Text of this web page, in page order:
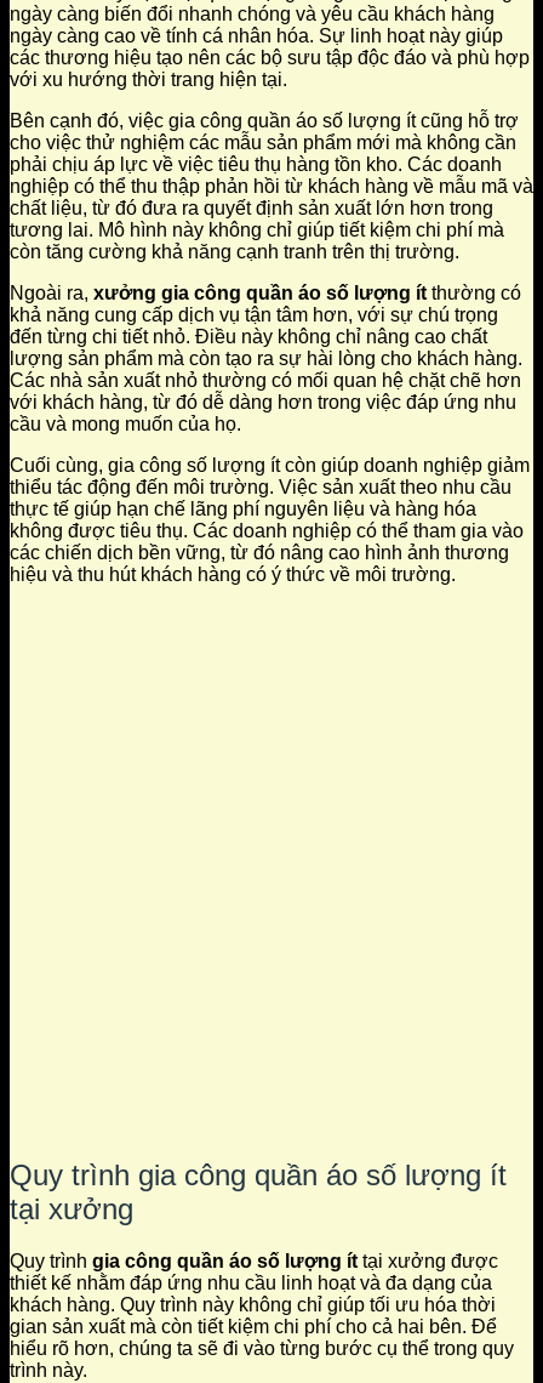
ngày càng biến đổi nhanh chóng và yêu cầu khách hàng
ngày càng cao về tính cá nhân hóa. Sự linh hoạt này giúp
các thương hiệu tạo nên các bộ sưu tập độc đáo và phù hợp
với xu hướng thời trang hiện tại.
Bên cạnh đó, việc gia công quần áo số lượng ít cũng hỗ trợ
cho việc thử nghiệm các mẫu sản phẩm mới mà không cần
phải chịu áp lực về việc tiêu thụ hàng tồn kho. Các doanh
nghiệp có thể thu thập phản hồi từ khách hàng về mẫu mã và
chất liệu, từ đó đưa ra quyết định sản xuất lớn hơn trong
tương lai. Mô hình này không chỉ giúp tiết kiệm chi phí mà
còn tăng cường khả năng cạnh tranh trên thị trường.
Ngoài ra, xưởng gia công quần áo số lượng ít thường có
khả năng cung cấp dịch vụ tận tâm hơn, với sự chú trọng
đến từng chi tiết nhỏ. Điều này không chỉ nâng cao chất
lượng sản phẩm mà còn tạo ra sự hài lòng cho khách hàng.
Các nhà sản xuất nhỏ thường có mối quan hệ chặt chẽ hơn
với khách hàng, từ đó dễ dàng hơn trong việc đáp ứng nhu
cầu và mong muốn của họ.
Cuối cùng, gia công số lượng ít còn giúp doanh nghiệp giảm
thiểu tác động đến môi trường. Việc sản xuất theo nhu cầu
thực tế giúp hạn chế lãng phí nguyên liệu và hàng hóa
không được tiêu thụ. Các doanh nghiệp có thể tham gia vào
các chiến dịch bền vững, từ đó nâng cao hình ảnh thương
hiệu và thu hút khách hàng có ý thức về môi trường.
Quy trình gia công quần áo số lượng ít
tại xưởng
Quy trình gia công quần áo số lượng ít tại xưởng được
thiết kế nhằm đáp ứng nhu cầu linh hoạt và đa dạng của
khách hàng. Quy trình này không chỉ giúp tối ưu hóa thời
gian sản xuất mà còn tiết kiệm chi phí cho cả hai bên. Để
hiểu rõ hơn, chúng ta sẽ đi vào từng bước cụ thể trong quy
trình này.